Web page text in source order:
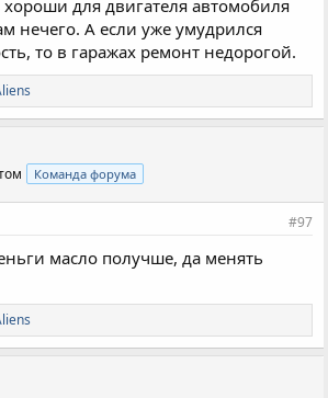
для двигателя автомобиля
нечего. А если уже умудрился
то в гаражах ремонт недорогой.
Команда форума
#97
масло получше, да менять